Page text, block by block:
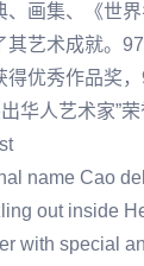
、画集、《世
其艺术成就。
优秀作品奖
华人艺术家”荣
name Cao
out inside
with special